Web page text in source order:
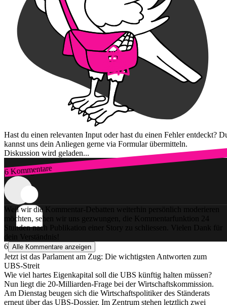
Hast du einen relevanten Input oder hast du einen Fehler entdeckt?
kannst uns dein Anliegen gerne via Formular übermitteln.
Diskussion wird geladen...
6 Kommentare
Zum Login
Weil wir die Kommentar-Debatten weiterhin persönlich moderieren
möchten, sehen wir uns gezwungen, die Kommentarfunktion 24
Stunden nach Publikation einer Story zu schliessen. Vielen Dank für
dein Verständnis!
6 Alle Kommentare anzeigen
Jetzt ist das Parlament am Zug: Die wichtigsten Antworten zum
UBS-Streit
Wie viel hartes Eigenkapital soll die UBS künftig halten müssen?
Nun liegt die 20-Milliarden-Frage bei der Wirtschaftskommission.
Am Dienstag beugen sich die Wirtschaftspolitiker des Ständerats
erneut über das UBS-Dossier. Im Zentrum stehen letztlich zwei